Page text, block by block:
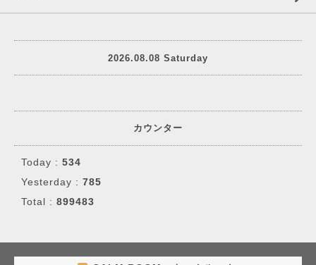
2026.08.08 Saturday
カウンター
Today : 534
Yesterday : 785
Total : 899483